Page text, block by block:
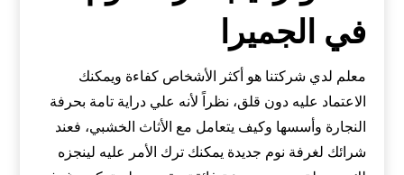
في الجميرا
معلم لدي شركتنا هو أكثر الأشخاص كفاءة ويمكنك
الاعتماد عليه دون قلق، نظراً لأنه علي دراية تامة بحرفة
النجارة وأسسها وكيف يتعامل مع الأثاث الخشبي، فعند
شرائك لغرفة نوم جديدة يمكنك ترك الأمر عليه لينجزه